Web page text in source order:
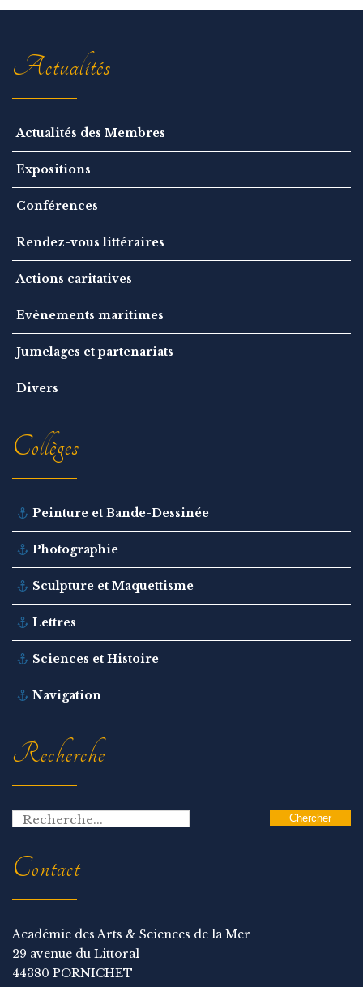
t
Actualités
Actualités des Membres
Expositions
Conférences
Rendez-vous littéraires
Actions caritatives
Evènements maritimes
Jumelages et partenariats
Divers
Collèges
Peinture et Bande-Dessinée
Photographie
Sculpture et Maquettisme
Lettres
Sciences et Histoire
Navigation
Recherche
Contact
Académie des Arts & Sciences de la Mer
29 avenue du Littoral
44380 PORNICHET